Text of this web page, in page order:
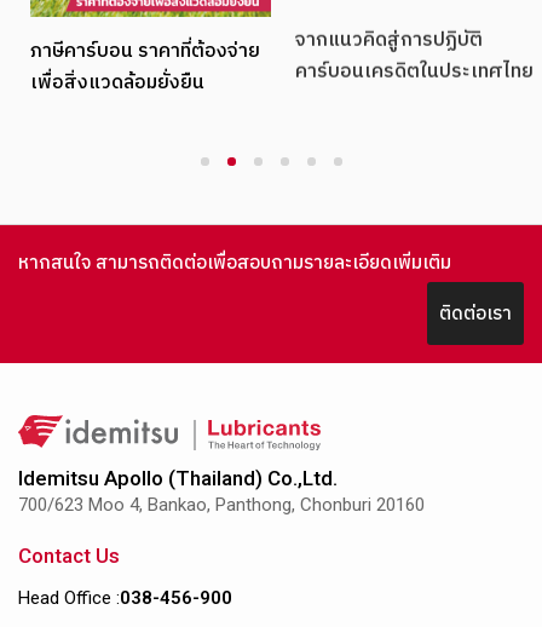
ภาษีคาร์บอน ราคาที่ต้องจ่าย
เพื่อสิ่งแวดล้อมยั่งยืน
จากแนวคิดสู่การปฏิบัติ
คาร์บอนเครดิตในประเทศไทย
หากสนใจ สามารถติดต่อเพื่อสอบถามรายละเอียดเพิ่มเติม
ติดต่อเรา
Idemitsu Apollo (Thailand) Co.,Ltd.
700/623 Moo 4, Bankao, Panthong, Chonburi 20160
Contact Us
Head Office :038-456-900